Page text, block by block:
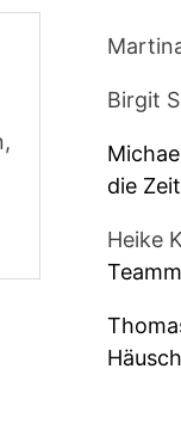
Birgit
die Zeit
Heike